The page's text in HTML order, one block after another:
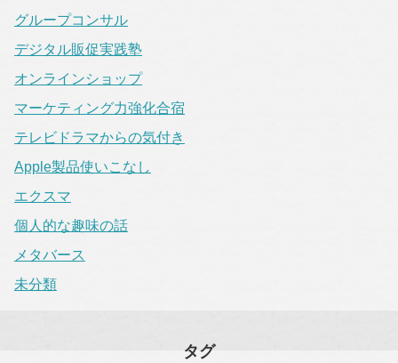
グループコンサル
デジタル販促実践塾
オンラインショップ
マーケティング力強化合宿
テレビドラマからの気付き
Apple製品使いこなし
エクスマ
個人的な趣味の話
メタバース
未分類
タグ